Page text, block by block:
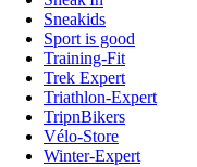
Sneakids
Sport is good
Training-Fit
Trek Expert
Triathlon-Expert
TripnBikers
Vélo-Store
Winter-Expert